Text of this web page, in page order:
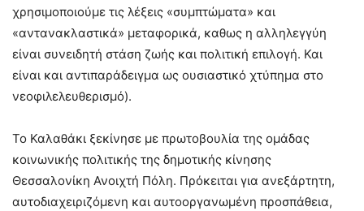
χρησιμοποιούμε τις λέξεις «συμπτώματα» και
«αντανακλαστικά» μεταφορικά, καθως η αλληλεγγύη
είναι συνειδητή στάση ζωής και πολιτική επιλογή. Και
είναι και αντιπαράδειγμα ως ουσιαστικό χτύπημα στο
νεοφιλελευθερισμό).
Το Καλαθάκι ξεκίνησε με πρωτοβουλία της ομάδας
κοινωνικής πολιτικής της δημοτικής κίνησης
Θεσσαλονίκη Ανοιχτή Πόλη. Πρόκειται για ανεξάρτητη,
αυτοδιαχειριζόμενη και αυτοοργανωμένη προσπάθεια,